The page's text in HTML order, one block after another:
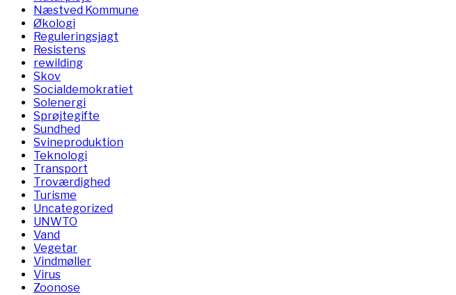
Næstved Kommune
Økologi
Reguleringsjagt
Resistens
rewilding
Skov
Socialdemokratiet
Solenergi
Sprøjtegifte
Sundhed
Svineproduktion
Teknologi
Transport
Troværdighed
Turisme
Uncategorized
UNWTO
Vand
Vegetar
Vindmøller
Virus
Zoonose